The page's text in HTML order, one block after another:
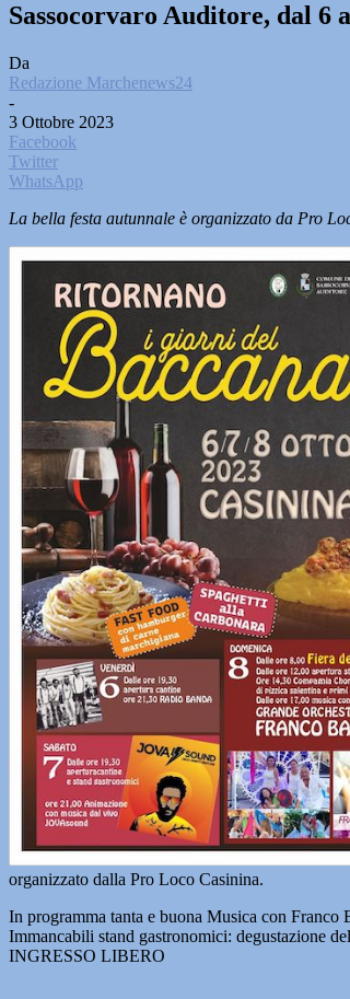
Sassocorvaro Auditore, dal 6
Da
Redazione Marchenews24
-
3 Ottobre 2023
Facebook
Twitter
WhatsApp
La bella festa autunnale è organizzato da Pro
organizzato dalla Pro Loco Casinina.
In programma tanta e buona Musica con
Immancabili stand gastronomici: degustazione
INGRESSO LIBERO